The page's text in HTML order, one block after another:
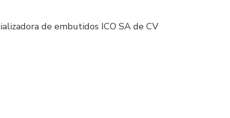
de embutidos ICO SA de CV